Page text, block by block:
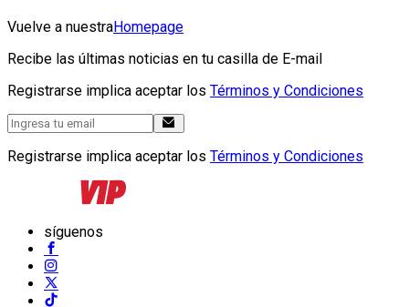
Vuelve a nuestraHomepage
Recibe las últimas noticias en tu casilla de E-mail
Registrarse implica aceptar los Términos y Condiciones
Registrarse implica aceptar los Términos y Condiciones
síguenos